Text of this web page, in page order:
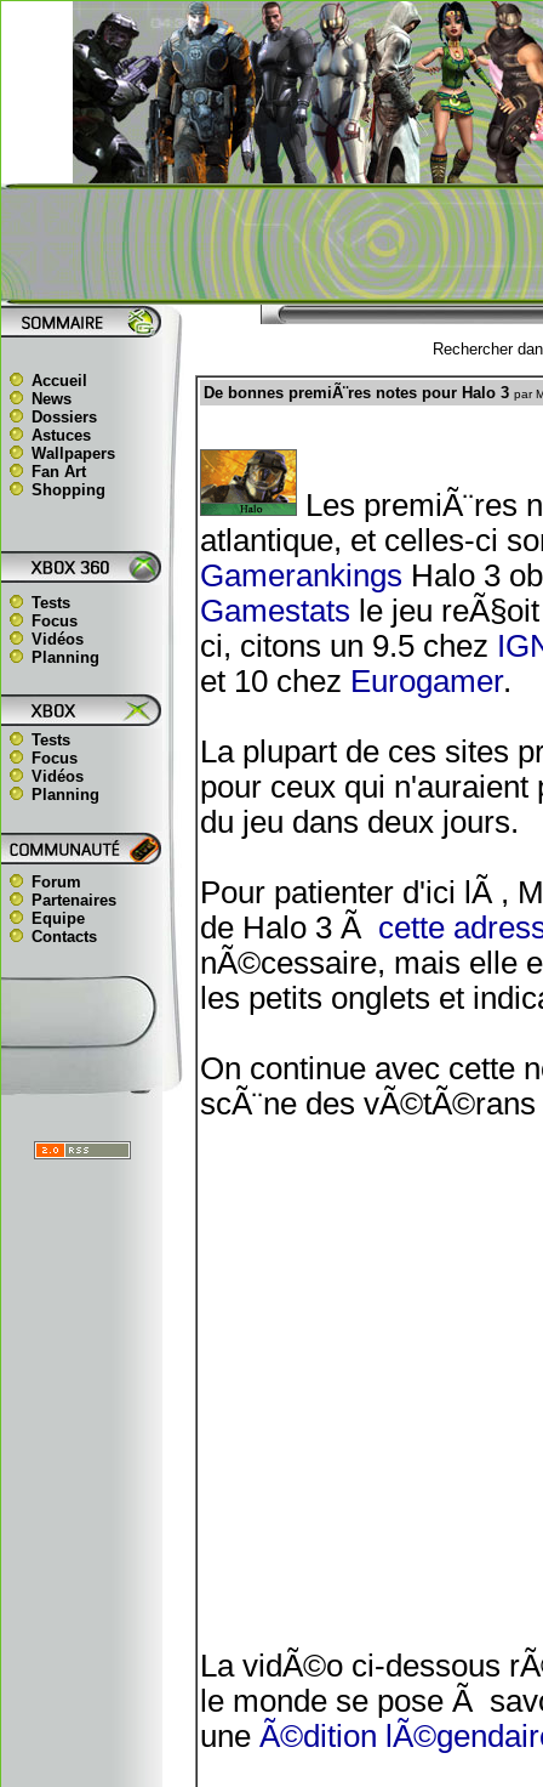
Accueil
News
Dossiers
Astuces
Wallpapers
Fan Art
Shopping
Tests
Focus
Vidéos
Planning
Tests
Focus
Vidéos
Planning
Forum
Partenaires
Equipe
Contacts
Rechercher
De bonnes premiÃ¨res notes pour Halo 3 par
Les premiÃ¨res
atlantique, et celles-ci
Gamerankings Halo 3
Gamestats le jeu
ci, citons un 9.5 chez
et 10 chez Eurogamer.
La plupart de ces sites
pour ceux qui
du jeu dans deux jours.
Pour patienter d'ici lÃ ,
de Halo 3 Ã cette
nÃ©cessaire, mais elle
les petits onglets et
On continue avec cette
scÃ¨ne des
La vidÃ©o ci-dessous
le monde se pose Ã
une Ã©dition